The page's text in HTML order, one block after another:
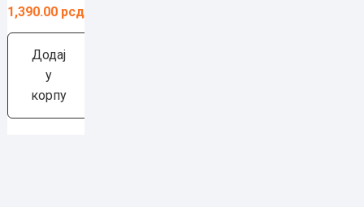
је
1,390.00 рсд
је:
Додај
у
корпу